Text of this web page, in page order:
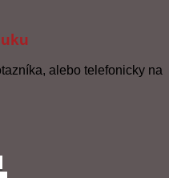
alebo telefonicky na